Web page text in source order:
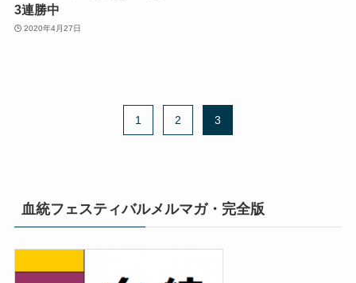
3連勝中
2020年4月27日
1 2 3
血統フェスティバルメルマガ・完全版